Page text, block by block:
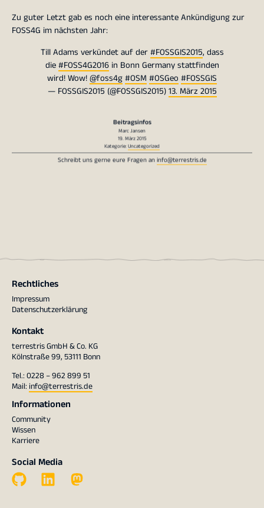
Zu guter Letzt gab es noch eine interessante Ankündigung zur
FOSS4G im nächsten Jahr:
Till Adams verkündet auf der#FOSSGIS2015, dass
die#FOSS4G2016in Bonn Germany stattfinden
wird! Wow!@foss4g#OSM #OSGeo #FOSSGIS
— FOSSGIS2015 (@FOSSGIS2015)13. März 2015
Beitragsinfos
Marc Jansen
19. März 2015
Kategorie:Uncategorized
Schreibt uns gerne eure Fragen aninfo@terrestris.de
Rechtliches
Impressum
Datenschutzerklärung
Kontakt
terrestris GmbH & Co. KG
Kölnstraße 99, 53111 Bonn
Tel.: 0228 – 962 899 51
Mail: info@terrestris.de
Informationen
Community
Wissen
Karriere
Social Media